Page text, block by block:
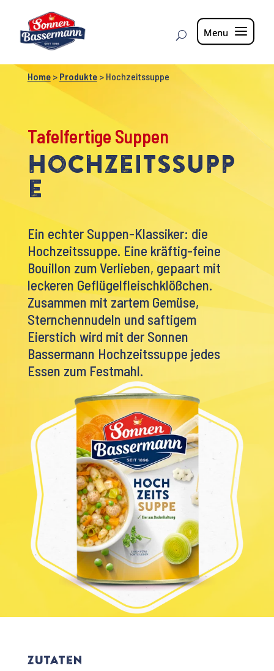
Home> Produkte> Hochzeitssuppe
Tafelfertige Suppen
Hochzeitssupp
e
Ein echter Suppen-Klassiker: die
Hochzeitssuppe. Eine kräftig-feine
Bouillon zum Verlieben, gepaart mit
leckeren Geflügelfleischklößchen.
Zusammen mit zartem Gemüse,
Sternchennudeln und saftigem
Eierstich wird mit der Sonnen
Bassermann Hochzeitssuppe jedes
Essen zum Festmahl.
Zutaten